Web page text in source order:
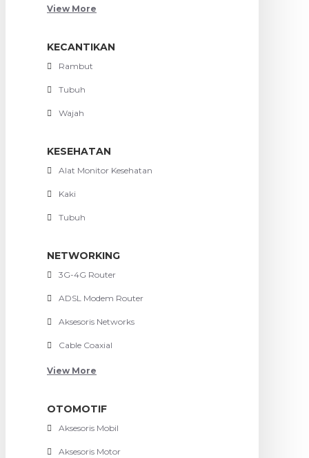
View More
KECANTIKAN
Rambut
Tubuh
Wajah
KESEHATAN
Alat Monitor Kesehatan
Kaki
Tubuh
NETWORKING
3G-4G Router
ADSL Modem Router
Aksesoris Networks
Cable Coaxial
View More
OTOMOTIF
Aksesoris Mobil
Aksesoris Motor